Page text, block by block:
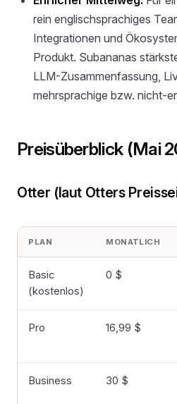
rein englischsprachiges
Integrationen und
Produkt. Subananas
LLM-Zusammenfassung,
mehrsprachige bzw. nicht-
Preisüberblick (Mai
Otter (laut Otters
PLAN MONATLICH
Basic
(kostenlos)
0 $
Pro 16,99 $
Business 30 $